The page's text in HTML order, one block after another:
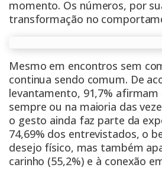
momento. Os números, por
transformação no
Mesmo em encontros sem
continua sendo comum. De
levantamento, 91,7% afirmam
sempre ou na maioria das
o gesto ainda faz parte da
74,69% dos entrevistados, o
desejo físico, mas também
carinho (55,2%) e à conexão